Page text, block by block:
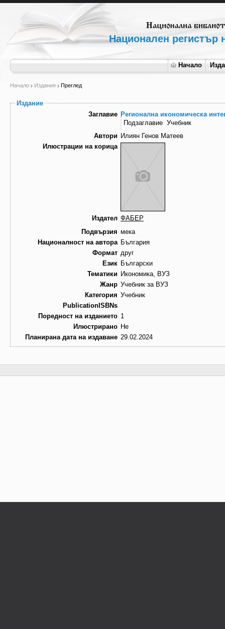
Национален регистър
Начало
Начало Издания Преглед
Издание
Заглавие Регионална икономическа
Подзаглавие Учебник
Автори Илиян Генов Матеев
Илюстрации на корица
Издател ФАБЕР
Подвързия мека
Националност на автора България
Формат друг
Език Български
Тематики Икономика, ВУЗ
Жанр Учебник за ВУЗ
Категория Учебник
PublicationISBNs
Поредност на изданието 1
Илюстрирано Не
Планирана дата на издаване 29.02.2024